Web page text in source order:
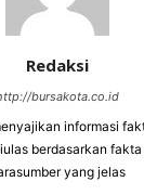
Redaksi
bursakota.co.id
informasi
berdasarkan
yang jelas